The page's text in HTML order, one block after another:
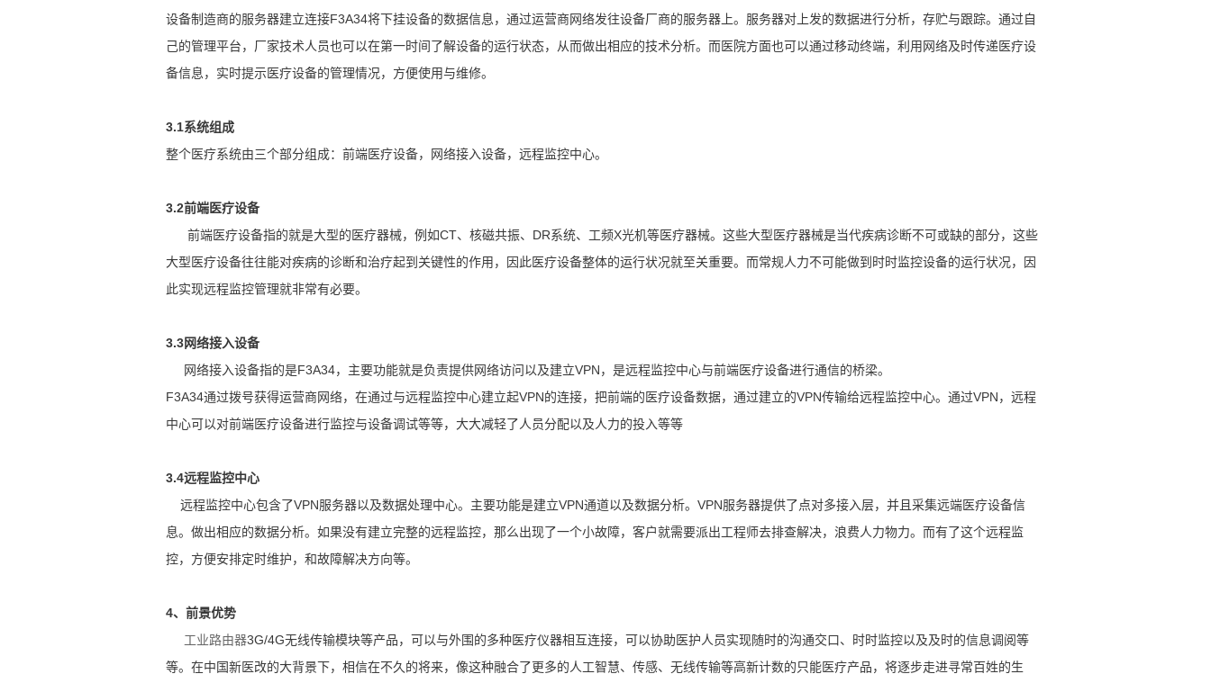
设备制造商的服务器建立连接F3A34将下挂设备的数据信息，通过运营商网络发往设备厂商的服务器上。服务器对上发的数据进行分析，存贮与跟踪。通过自
己的管理平台，厂家技术人员也可以在第一时间了解设备的运行状态，从而做出相应的技术分析。而医院方面也可以通过移动终端，利用网络及时传递医疗设
备信息，实时提示医疗设备的管理情况，方便使用与维修。
3.1系统组成
整个医疗系统由三个部分组成：前端医疗设备，网络接入设备，远程监控中心。
3.2前端医疗设备
前端医疗设备指的就是大型的医疗器械，例如CT、核磁共振、DR系统、工频X光机等医疗器械。这些大型医疗器械是当代疾病诊断不可或缺的部分，这些
大型医疗设备往往能对疾病的诊断和治疗起到关键性的作用，因此医疗设备整体的运行状况就至关重要。而常规人力不可能做到时时监控设备的运行状况，因
此实现远程监控管理就非常有必要。
3.3网络接入设备
网络接入设备指的是F3A34，主要功能就是负责提供网络访问以及建立VPN，是远程监控中心与前端医疗设备进行通信的桥梁。
F3A34通过拨号获得运营商网络，在通过与远程监控中心建立起VPN的连接，把前端的医疗设备数据，通过建立的VPN传输给远程监控中心。通过VPN，远程
中心可以对前端医疗设备进行监控与设备调试等等，大大减轻了人员分配以及人力的投入等等
3.4远程监控中心
远程监控中心包含了VPN服务器以及数据处理中心。主要功能是建立VPN通道以及数据分析。VPN服务器提供了点对多接入层，并且采集远端医疗设备信
息。做出相应的数据分析。如果没有建立完整的远程监控，那么出现了一个小故障，客户就需要派出工程师去排查解决，浪费人力物力。而有了这个远程监
控，方便安排定时维护，和故障解决方向等。
4、前景优势
工业路由器3G/4G无线传输模块等产品，可以与外围的多种医疗仪器相互连接，可以协助医护人员实现随时的沟通交口、时时监控以及及时的信息调阅等
等。在中国新医改的大背景下，相信在不久的将来，像这种融合了更多的人工智慧、传感、无线传输等高新计数的只能医疗产品，将逐步走进寻常百姓的生